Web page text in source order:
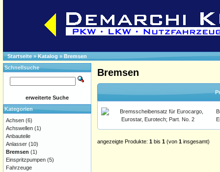
Startseite»Katalog » Bremsen
Bremsen
angezeigte Produkte: 1 bis 1 (von 1 insgesamt)
Schnellsuche
erweiterte Suche
Kategorien
Achsen (6)
Achswellen (1)
Anbauteile
Anlasser (10)
Bremsen (1)
Einspritzpumpen (5)
Fahrzeuge